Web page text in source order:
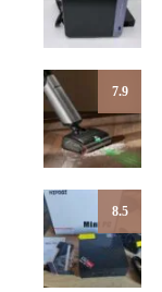
7.9
8.5